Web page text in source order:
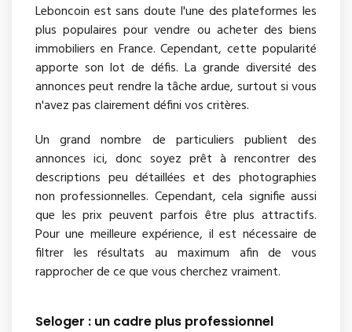
Leboncoin est sans doute l'une des plateformes les
plus populaires pour vendre ou acheter des biens
immobiliers en France. Cependant, cette popularité
apporte son lot de défis. La grande diversité des
annonces peut rendre la tâche ardue, surtout si vous
n'avez pas clairement défini vos critères.
Un grand nombre de particuliers publient des
annonces ici, donc soyez prêt à rencontrer des
descriptions peu détaillées et des photographies
non professionnelles. Cependant, cela signifie aussi
que les prix peuvent parfois être plus attractifs.
Pour une meilleure expérience, il est nécessaire de
filtrer les résultats au maximum afin de vous
rapprocher de ce que vous cherchez vraiment.
Seloger : un cadre plus professionnel